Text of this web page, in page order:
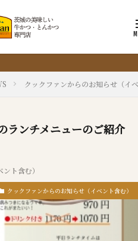
クックファンからのお知らせ（イ
ランチメニューのご紹介
ト含む）
クックファンからのお知らせ（イベント含む）